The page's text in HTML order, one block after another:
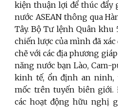
kiện thuận lợi để thúc đẩy
nước ASEAN thông qua
Tây. Bộ Tư lệnh Quân
chiến lược của mình đã
chẽ với các địa phương
năng nước bạn Lào,
kinh tế, ổn định an ninh,
mốc trên tuyến biên giới.
các hoạt động hữu nghị